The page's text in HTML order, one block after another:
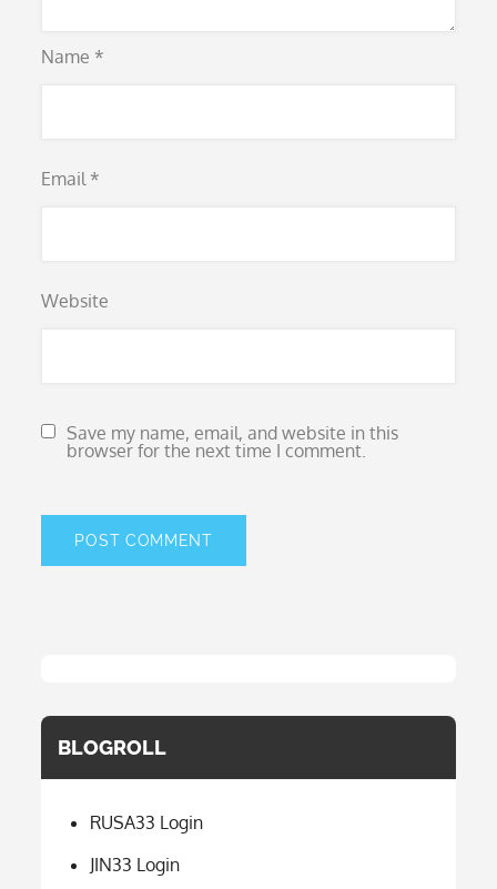
Name *
Email *
Website
Save my name, email, and website in this
browser for the next time I comment.
BLOGROLL
RUSA33 Login
JIN33 Login